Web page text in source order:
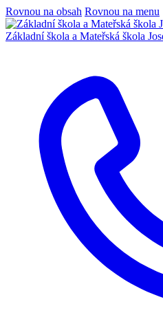
Rovnou na obsah Rovnou na menu
Základní škola a Mateřská škola